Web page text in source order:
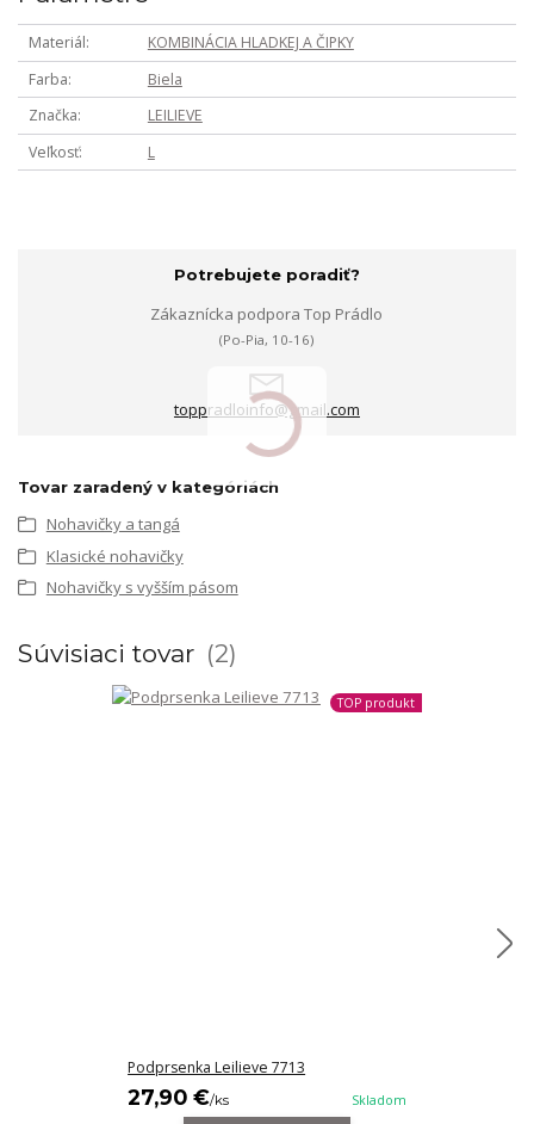
Materiál
KOMBINÁCIA HLADKEJ A ČIPKY
Farba
Biela
Značka
LEILIEVE
Veľkosť
L
Potrebujete poradiť?
Zákaznícka podpora Top Prádlo
(Po-Pia, 10-16)
toppradloinfo@gmail.com
Tovar zaradený v kategóriách
Nohavičky a tangá
Klasické nohavičky
Nohavičky s vyšším pásom
Súvisiaci tovar 2
TOP produkt
Podprsenka Leilieve 7713
27,90 €/ks Skladom